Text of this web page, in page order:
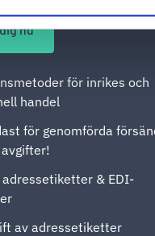
nu
för inrikes och
handel
för genomförda
& EDI-
av adressetiketter